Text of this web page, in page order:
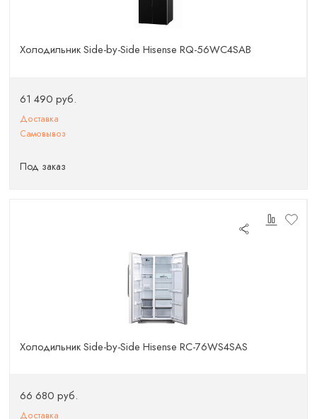
Холодильник Side-by-Side Hisense RQ-56WC4SAB
61 490 руб.
Доставка
Самовывоз
Под заказ
Холодильник Side-by-Side Hisense RC-76WS4SAS
66 680 руб.
Доставка